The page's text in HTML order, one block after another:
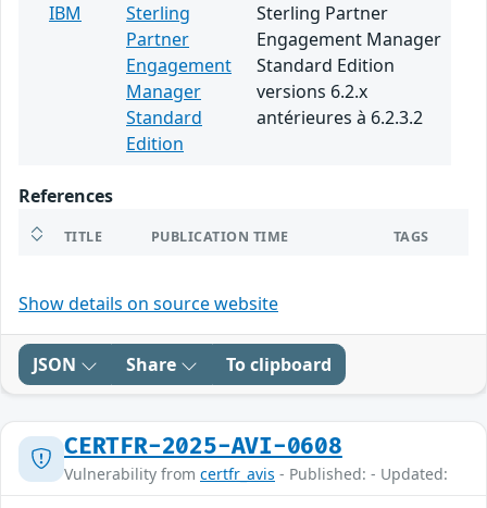
IBM
Sterling
Partner
Engagement
Manager
Standard
Edition
Sterling Partner
Engagement Manager
Standard Edition
versions 6.2.x
antérieures à 6.2.3.2
References
TITLE PUBLICATION TIME TAGS
Show details on source website
JSON Share To clipboard
CERTFR-2025-AVI-0608
Vulnerability from certfr_avis - Published: - Updated: